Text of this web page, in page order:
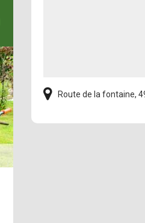
Route de la fontaine,